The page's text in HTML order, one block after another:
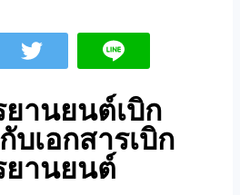
านยนต์เบิก
บเอกสารเบิก
ยานยนต์